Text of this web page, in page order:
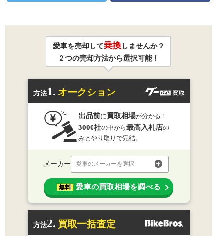
愛車を売却して乗換しませんか？
２つの売却方法から選択可能！
方法1. オークション
出品前に買取相場が分かる！
3000社の中から最高入札店の
みとやり取りで完結。
メーカー 愛車のメーカーを選択
無料 愛車の買取相場を調べる
方法2. 買取一括査定